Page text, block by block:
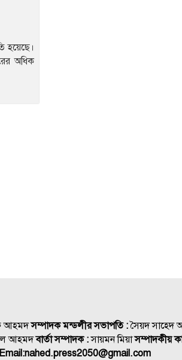
হয়েছে।
অধিক
আহমদসম্পাদক মন্ডলীর সভাপতি :সৈয়দ
আহমদবার্তা সম্পাদক :সায়মন মিয়াসম্পাদকীয়
Email:nahed.press2050@gmail.com